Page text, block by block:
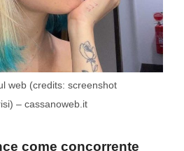
web (credits: screenshot
– cassanoweb.it
come concorrente